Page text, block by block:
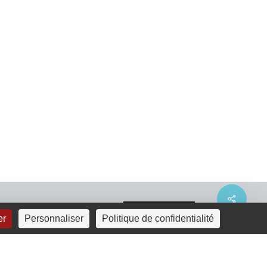
Share
Personnaliser Politique de confidentialité